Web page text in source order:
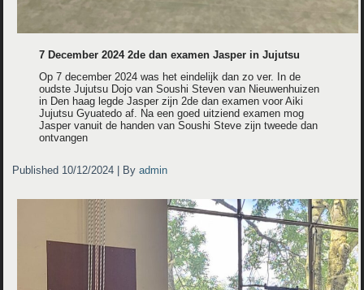
7 December 2024 2de dan examen Jasper in Jujutsu
Op 7 december 2024 was het eindelijk dan zo ver. In de
oudste Jujutsu Dojo van Soushi Steven van Nieuwenhuizen
in Den haag legde Jasper zijn 2de dan examen voor Aiki
Jujutsu Gyuatedo af. Na een goed uitziend examen mog
Jasper vanuit de handen van Soushi Steve zijn tweede dan
ontvangen
Published 10/12/2024 By admin